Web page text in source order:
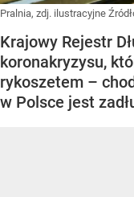
Pralnia, zdj. ilustracyjne
Krajowy Rejestr
koronakryzysu,
rykoszetem –
w Polsce jest